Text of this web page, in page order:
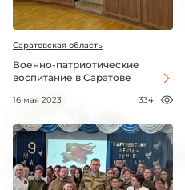
Саратовская область
Военно-патриотические
воспитание в Саратове
16 мая 2023 334